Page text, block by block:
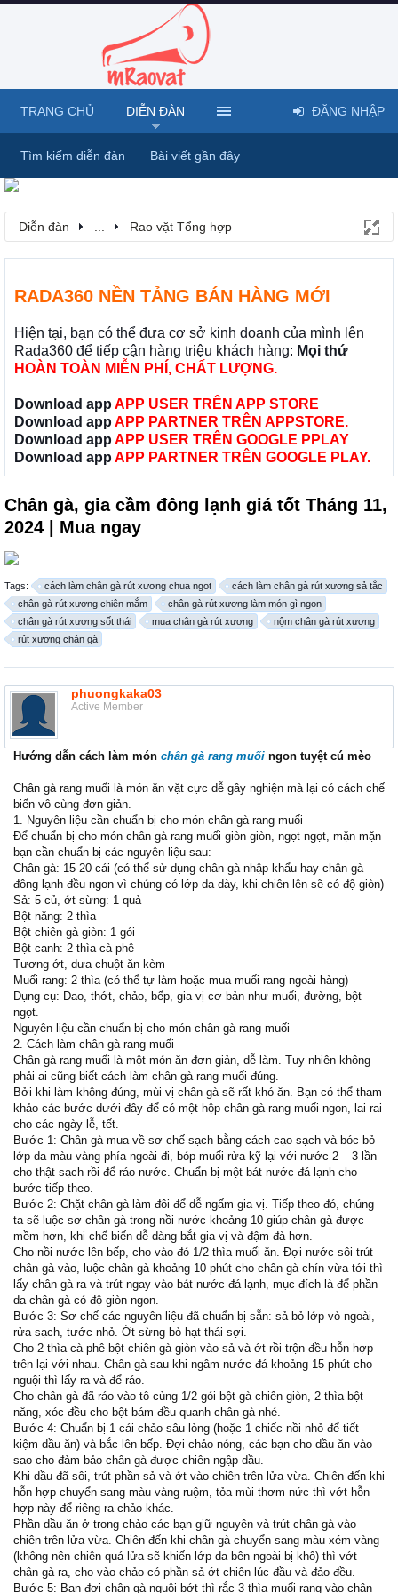
Diễn đàn Rao vặt Tổng hợp
RADA360 NỀN TẢNG BÁN HÀNG MỚI
Hiện tại, bạn có thể đưa cơ sở kinh doanh của mình lên
Rada360 để tiếp cận hàng triệu khách hàng: Mọi thứ
HOÀN TOÀN MIỄN PHÍ, CHẤT LƯỢNG.
Download app APP USER TRÊN APP STORE
Download app APP PARTNER TRÊN APPSTORE.
Download app APP USER TRÊN GOOGLE PPLAY
Download app APP PARTNER TRÊN GOOGLE PLAY.
Chân gà, gia cầm đông lạnh giá tốt Tháng 11,
2024 | Mua ngay
Tags: cách làm chân gà rút xương chua ngot
cách làm chân gà rút xương sả tắc
chân gà rút xương chiên mắm
chân gà rút xương làm món gì ngon
chân gà rút xương sốt thái
mua chân gà rút xương
nộm chân gà rút xương
rủt xương chân gà
phuongkaka03
Active Member
Hướng dẫn cách làm món chân gà rang muối ngon tuyệt cú mèo
Chân gà rang muối là món ăn vặt cực dễ gây nghiện mà lại có cách chế
biến vô cùng đơn giản.
1. Nguyên liệu cần chuẩn bị cho món chân gà rang muối
Để chuẩn bị cho món chân gà rang muối giòn giòn, ngọt ngọt, mặn mặn
bạn cần chuẩn bị các nguyên liệu sau:
Chân gà: 15-20 cái (có thể sử dụng chân gà nhập khẩu hay chân gà
đông lạnh đều ngon vì chúng có lớp da dày, khi chiên lên sẽ có độ giòn)
Sả: 5 củ, ớt sừng: 1 quả
Bột năng: 2 thìa
Bột chiên gà giòn: 1 gói
Bột canh: 2 thìa cà phê
Tương ớt, dưa chuột ăn kèm
Muối rang: 2 thìa (có thể tự làm hoặc mua muối rang ngoài hàng)
Dụng cụ: Dao, thớt, chảo, bếp, gia vị cơ bản như muối, đường, bột
ngọt.
Nguyên liệu cần chuẩn bị cho món chân gà rang muối
2. Cách làm chân gà rang muối
Chân gà rang muối là một món ăn đơn giản, dễ làm. Tuy nhiên không
phải ai cũng biết cách làm chân gà rang muối đúng.
Bởi khi làm không đúng, mùi vị chân gà sẽ rất khó ăn. Bạn có thể tham
khảo các bước dưới đây để có một hộp chân gà rang muối ngon, lai rai
cho các ngày lễ, tết.
Bước 1: Chân gà mua về sơ chế sạch bằng cách cạo sạch và bóc bỏ
lớp da màu vàng phía ngoài đi, bóp muối rửa kỹ lại với nước 2 – 3 lần
cho thật sạch rồi để ráo nước. Chuẩn bị một bát nước đá lạnh cho
bước tiếp theo.
Bước 2: Chặt chân gà làm đôi để dễ ngấm gia vị. Tiếp theo đó, chúng
ta sẽ luộc sơ chân gà trong nồi nước khoảng 10 giúp chân gà được
mềm hơn, khi chế biến dễ dàng bắt gia vị và đậm đà hơn.
Cho nồi nước lên bếp, cho vào đó 1/2 thìa muối ăn. Đợi nước sôi trút
chân gà vào, luộc chân gà khoảng 10 phút cho chân gà chín vừa tới thì
lấy chân gà ra và trút ngay vào bát nước đá lạnh, mục đích là để phần
da chân gà có độ giòn ngon.
Bước 3: Sơ chế các nguyên liệu đã chuẩn bị sẵn: sả bỏ lớp vỏ ngoài,
rửa sạch, tước nhỏ. Ớt sừng bỏ hạt thái sợi.
Cho 2 thìa cà phê bột chiên gà giòn vào sả và ớt rồi trộn đều hỗn hợp
trên lại với nhau. Chân gà sau khi ngâm nước đá khoảng 15 phút cho
nguội thì lấy ra và để ráo.
Cho chân gà đã ráo vào tô cùng 1/2 gói bột gà chiên giòn, 2 thìa bột
năng, xóc đều cho bột bám đều quanh chân gà nhé.
Bước 4: Chuẩn bị 1 cái chảo sâu lòng (hoặc 1 chiếc nồi nhỏ để tiết
kiệm dầu ăn) và bắc lên bếp. Đợi chảo nóng, các bạn cho dầu ăn vào
sao cho đảm bảo chân gà được chiên ngập dầu.
Khi dầu đã sôi, trút phần sả và ớt vào chiên trên lửa vừa. Chiên đến khi
hỗn hợp chuyển sang màu vàng ruộm, tỏa mùi thơm nức thì vớt hỗn
hợp này để riêng ra chảo khác.
Phần dầu ăn ở trong chảo các bạn giữ nguyên và trút chân gà vào
chiên trên lửa vừa. Chiên đến khi chân gà chuyển sang màu xém vàng
(không nên chiên quá lửa sẽ khiến lớp da bên ngoài bị khô) thì vớt
chân gà ra, cho vào chảo có phần sả ớt chiên lúc đầu và đảo đều.
Bước 5: Bạn đợi chân gà nguội bớt thì rắc 3 thìa muối rang vào chân
TRANG CHỦ DIỄN ĐÀN
Tìm kiếm diễn đàn Bài viết gần đây
ĐĂNG NHẬP